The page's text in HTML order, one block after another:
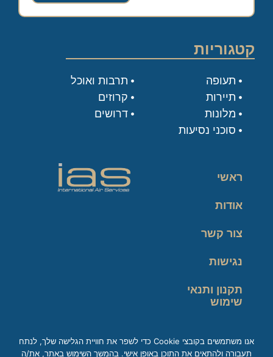
קטגוריות
תעופה
תיירות
מלונות
סוכני נסיעות
תרבות ואוכל
קרוזים
דרושים
ראשי
אודות
צור קשר
נגישות
תקנון ותנאי
שימוש
אנו משתמשים בקובצי Cookie כדי לשפר את חוויית הגלישה שלך, לנתח
תעבורה ולהתאים את התוכן באופן אישי. בהמשך השימוש באתר, את/ה